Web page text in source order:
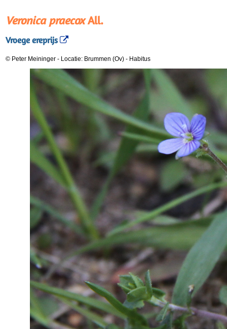
Veronica praecoxAll.
Vroege ereprijs
© Peter Meininger - Locatie: Brummen (Ov) - Habitus